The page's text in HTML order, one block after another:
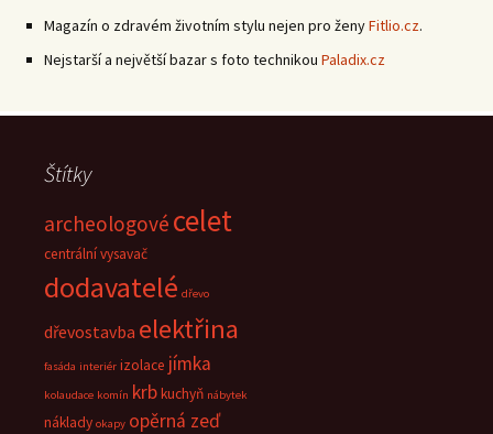
Magazín o zdravém životním stylu nejen pro ženyFitlio.cz.
Nejstarší a největší bazar s foto technikou Paladix.cz
Štítky
archeologové celet
centrální vysavač
dodavatelé dřevo
dřevostavba elektřina
fasáda interiér izolace jímka
kolaudace komín krbkuchyň nábytek
náklady okapy opěrná zeď